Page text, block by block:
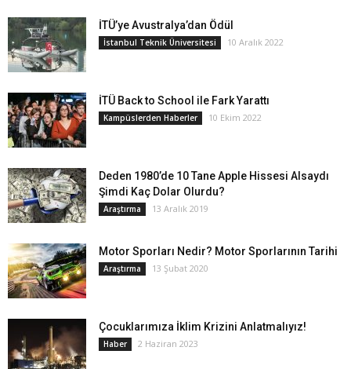
İTÜ’ye Avustralya’dan Ödül
İstanbul Teknik Üniversitesi 10 Aralık 2022
İTÜ Back to School ile Fark Yarattı
Kampüslerden Haberler 10 Ekim 2022
Deden 1980’de 10 Tane Apple Hissesi Alsaydı
Şimdi Kaç Dolar Olurdu?
Araştırma 13 Aralık 2019
Motor Sporları Nedir? Motor Sporlarının Tarihi
Araştırma 13 Şubat 2020
Çocuklarımıza İklim Krizini Anlatmalıyız!
Haber 2 Haziran 2023